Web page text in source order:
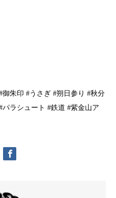
朱印 #うさぎ #朔日参り #秋分
ラシュート #鉄道 #紫金山ア